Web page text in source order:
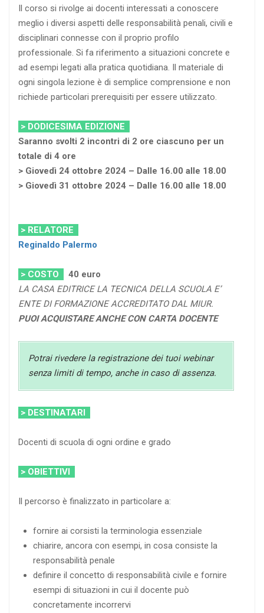
Il corso si rivolge ai docenti interessati a conoscere
meglio i diversi aspetti delle responsabilità penali, civili e
disciplinari connesse con il proprio profilo
professionale. Si fa riferimento a situazioni concrete e
ad esempi legati alla pratica quotidiana. Il materiale di
ogni singola lezione è di semplice comprensione e non
richiede particolari prerequisiti per essere utilizzato.
> DODICESIMA EDIZIONE
Saranno svolti 2 incontri di 2 ore ciascuno per un
totale di 4 ore
> Giovedì 24 ottobre 2024 – Dalle 16.00 alle 18.00
> Giovedì 31 ottobre 2024 – Dalle 16.00 alle 18.00
> RELATORE
Reginaldo Palermo
> COSTO 40 euro
LA CASA EDITRICE LA TECNICA DELLA SCUOLA E’
ENTE DI FORMAZIONE ACCREDITATO DAL MIUR.
PUOI ACQUISTARE ANCHE CON CARTA DOCENTE
Potrai rivedere la registrazione dei tuoi webinar
senza limiti di tempo, anche in caso di assenza.
> DESTINATARI
Docenti di scuola di ogni ordine e grado
> OBIETTIVI
Il percorso è finalizzato in particolare a:
fornire ai corsisti la terminologia essenziale
chiarire, ancora con esempi, in cosa consiste la
responsabilità penale
definire il concetto di responsabilità civile e fornire
esempi di situazioni in cui il docente può
concretamente incorrervi